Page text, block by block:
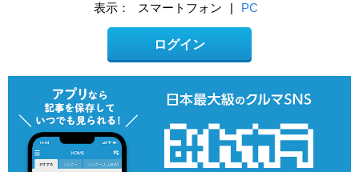
表示： スマートフォン | PC
ログイン